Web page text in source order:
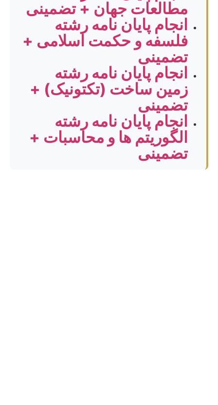
مطالعات جهان + تضمینی
انجام پایان نامه رشته
فلسفه و حکمت اسلامی +
تضمینی
انجام پایان نامه رشته
زمین ساخت (تکتونیک) +
تضمینی
انجام پایان نامه رشته
الگوریتم ها و محاسبات +
تضمینی